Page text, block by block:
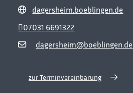
dagersheim.boeblingen.de
dagersheim@boeblingen.de
07031 6691322
zur Terminvereinbarung